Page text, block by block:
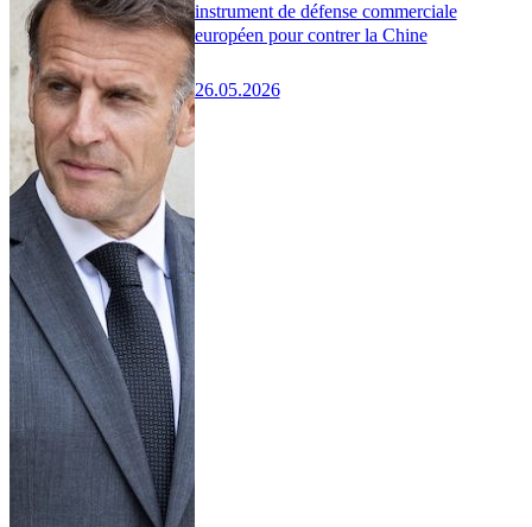
instrument de défense commerciale
européen pour contrer la Chine
26.05.2026